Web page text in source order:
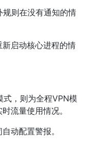
则在没有通知的情
启动核心进程的情
式，则为全程VPN模
流量使用情况。
动配置警报。